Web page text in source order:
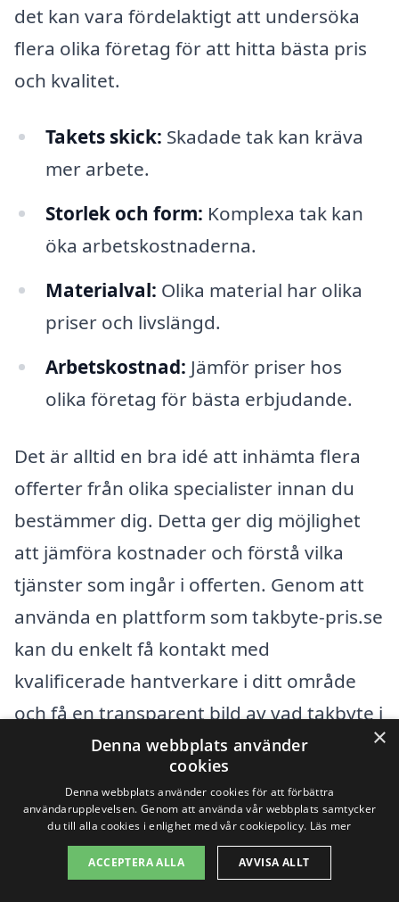
det kan vara fördelaktigt att undersöka
flera olika företag för att hitta bästa pris
och kvalitet.
Takets skick: Skadade tak kan kräva
mer arbete.
Storlek och form: Komplexa tak kan
öka arbetskostnaderna.
Materialval: Olika material har olika
priser och livslängd.
Arbetskostnad: Jämför priser hos
olika företag för bästa erbjudande.
Det är alltid en bra idé att inhämta flera
offerter från olika specialister innan du
bestämmer dig. Detta ger dig möjlighet
att jämföra kostnader och förstå vilka
tjänster som ingår i offerten. Genom att
använda en plattform som takbyte-pris.se
kan du enkelt få kontakt med
kvalificerade hantverkare i ditt område
och få en transparent bild av vad takbyte i
Nordöstra Göteborg kan kosta. Att få
hjälp med takbyte är en viktig investering
i ditt hems värde och säkerhet, så det
lönar sig att göra sin due diligence och
välja med omsorg.
×
Denna webbplats använder
cookies
Denna webbplats använder cookies för att förbättra
användarupplevelsen. Genom att använda vår webbplats samtycker
du till alla cookies i enlighet med vår cookiepolicy. Läs mer
ACCEPTERA ALLA AVVISA ALLT